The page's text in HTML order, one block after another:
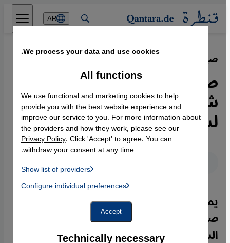
Direkt zum Inhalt springen
AR
صيد الأسماك في قطاع غزة·
10.10.2012
صيادو الأسماك في غزة-
شباك بلا أسماك وطعم
لشباك البحرية الإسرائيلية
عربي
يمارس صيَّادو الأسماك في قطاع غزة مهنة
صعبة بسبب الإفراط في الصيد في منطقة
الساحل ولذا يضطرون إلى الصيد في مناطق
We process your data and use cookies.
All functions
We use functional and marketing cookies to help
provide you with the best website experience and
improve our service to you. For more information about
the providers and how they work, please see our
Privacy Policy. Click 'Accept' to agree. You can
withdraw your consent at any time.
Show list of providers
Instagram Embed, Twitter Embed, Youtube Embed
Facebook Embed / Facebook Connect
Google Maps Embed
Configure individual preferences
Accept